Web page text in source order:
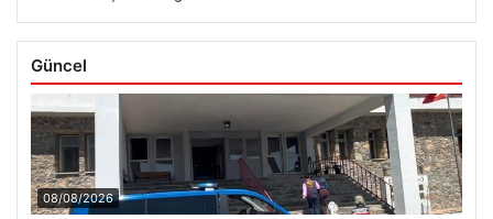
Güncel
08/08/2026